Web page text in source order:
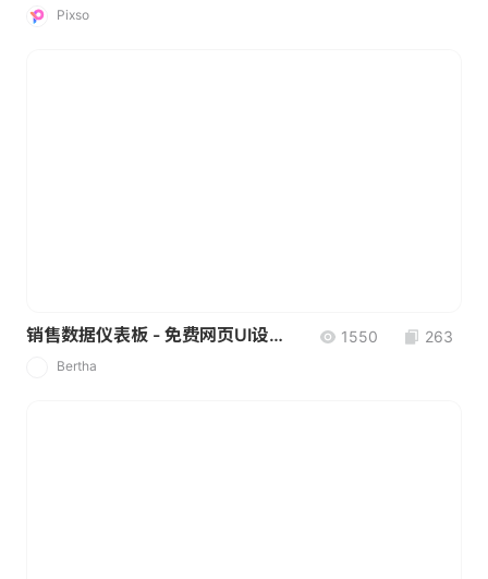
Pixso
销售数据仪表板 - 免费网页UI设计素材 1550 263
Bertha